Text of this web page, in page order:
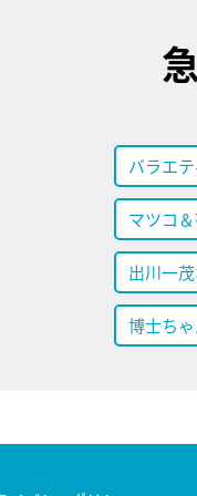
バラエテ
マツコ
出川一
博士ち